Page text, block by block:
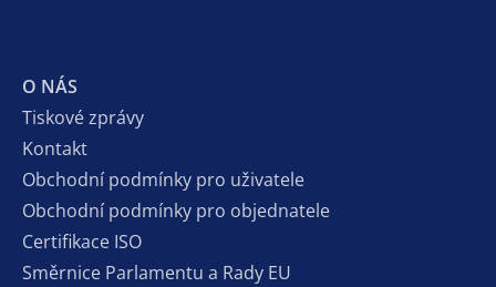
O NÁS
Tiskové zprávy
Kontakt
Obchodní podmínky pro uživatele
Obchodní podmínky pro objednatele
Certifikace ISO
Směrnice Parlamentu a Rady EU